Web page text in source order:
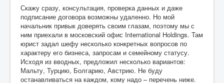
Скажу сразу, консультация, проверка данных и даже
подписание договора возможны удаленно. Но мой
начальник привык доверять своим глазам, поэтому мы с
ним приехали в московский офис International Holdings. Там
юрист задал шефу несколько конкретных вопросов по
характеру его бизнеса, запросам и семейному статусу.
Исходя из вводных, предложил несколько вариантов:
Мальту, Турцию, Болгарию, Австрию. Не буду
останавливаться на каждом, кому надо – перечень ниже.